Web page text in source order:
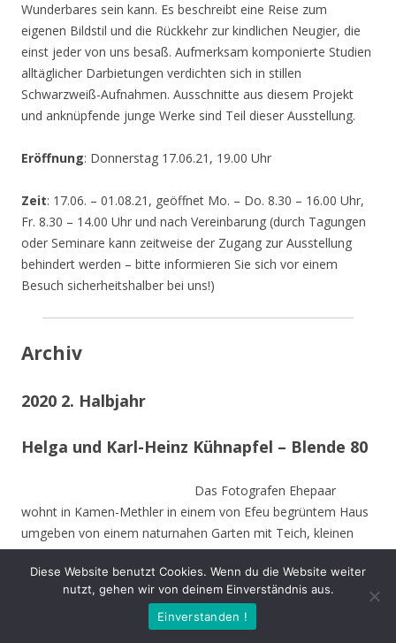
Wunderbares sein kann. Es beschreibt eine Reise zum
eigenen Bildstil und die Rückkehr zur kindlichen Neugier, die
einst jeder von uns besaß. Aufmerksam komponierte Studien
alltäglicher Darbietungen verdichten sich in stillen
Schwarzweiß-Aufnahmen. Ausschnitte aus diesem Projekt
und anknüpfende junge Werke sind Teil dieser Ausstellung.
Eröffnung: Donnerstag 17.06.21, 19.00 Uhr
Zeit: 17.06. – 01.08.21, geöffnet Mo. – Do. 8.30 – 16.00 Uhr,
Fr. 8.30 – 14.00 Uhr und nach Vereinbarung (durch Tagungen
oder Seminare kann zeitweise der Zugang zur Ausstellung
behindert werden – bitte informieren Sie sich vor einem
Besuch sicherheitshalber bei uns!)
Archiv
2020 2. Halbjahr
Helga und Karl-Heinz Kühnapfel – Blende 80
Das Fotografen Ehepaar
wohnt in Kamen-Methler in einem von Efeu begrüntem Haus
umgeben von einem naturnahen Garten mit Teich, kleinen
naturnahen Wiesen, Obstbäumen und weiteren hohen
Bäumen. Die Stämme der von Stürmen gefällten Bäume sind
zu Teilen im Garten integriert und dienen vielen Insekten und
Vögeln als Nahrungs-und Brutstätte.
Diese Website benutzt Cookies. Wenn du die Website weiter
nutzt, gehen wir von deinem Einverständnis aus.
Einverstanden !